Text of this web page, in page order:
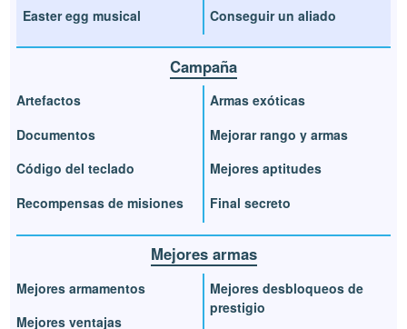
Easter egg musical
Conseguir un aliado
Campaña
Artefactos
Documentos
Código del teclado
Recompensas de misiones
Armas exóticas
Mejorar rango y armas
Mejores aptitudes
Final secreto
Mejores armas
Mejores armamentos
Mejores ventajas
Mejores desbloqueos de
prestigio